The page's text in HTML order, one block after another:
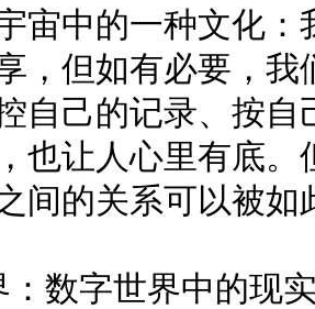
宙中的一种文化
，但如有必要，
自己的记录、按
也让人心里有底
间的关系可以被如
：数字世界中的现